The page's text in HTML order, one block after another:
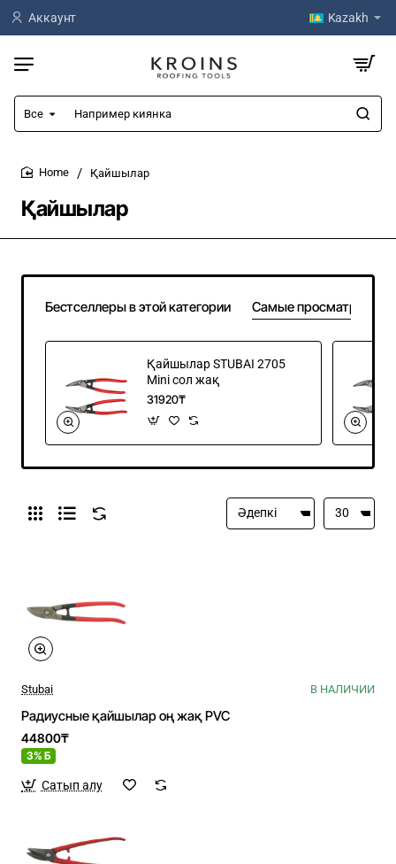
Аккаунт Kazakh
Все
Например
киянка
Қайшылар
Қайшылар
Бестселлеры в этой категории Самые
Қайшылар STUBAI 2705
Mini сол жақ
31920₸
Stubai В НАЛИЧИИ
Радиусные қайшылар оң жақ PVC
44800₸
3% Б
Сатып алу